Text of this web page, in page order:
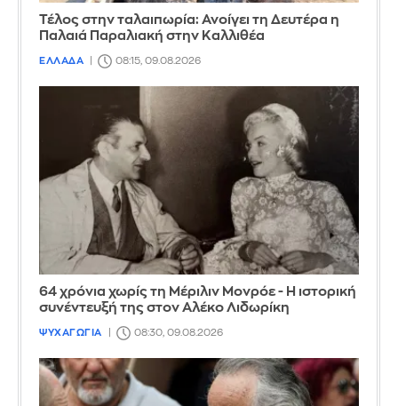
Τέλος στην ταλαιπωρία: Ανοίγει τη Δευτέρα η
Παλαιά Παραλιακή στην Καλλιθέα
ΕΛΛΑΔΑ 08:15, 09.08.2026
64 χρόνια χωρίς τη Μέριλιν Μονρόε - Η ιστορική
συνέντευξή της στον Αλέκο Λιδωρίκη
ΨΥΧΑΓΩΓΙΑ 08:30, 09.08.2026